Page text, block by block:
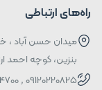
راه‌های ارتباطی
میدان حسن آباد ،
بنزین، کوچه احمد
09120220825 , 02166414700